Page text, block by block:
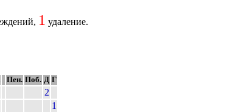
1 удаление.
Пен. Поб. Д Г
2
1